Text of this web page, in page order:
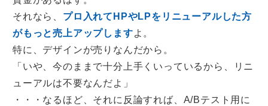
それなら、 プロ入れてHPやLPをリニューアルした方
がもっと売上アップしますよ。
特に、デザインが売りなんだから。
「いや、今のままで十分上手くいっているから、リニ
ューアルは不要なんだよ」
・・・なるほど、それに反論すれば、A/Bテスト用に